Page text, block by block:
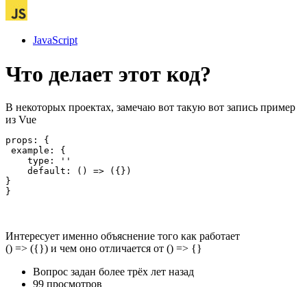
JavaScript
Что делает этот код?
В некоторых проектах, замечаю вот такую вот запись пример
из Vue
props: {
example: {
    type: ''
    default: () => ({})
}
}
Интересует именно объяснение того как работает
() => ({}) и чем оно отличается от () => {}
Вопрос задан более трёх лет назад
99 просмотров